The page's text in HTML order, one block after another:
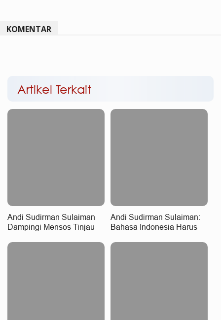
KOMENTAR
Artikel Terkait
Andi Sudirman Sulaiman
Dampingi Mensos Tinjau
3 di Sudiang, Tegaskan
Andi Sudirman Sulaiman:
Bahasa Indonesia Harus
Bahasa Daerah Tetap